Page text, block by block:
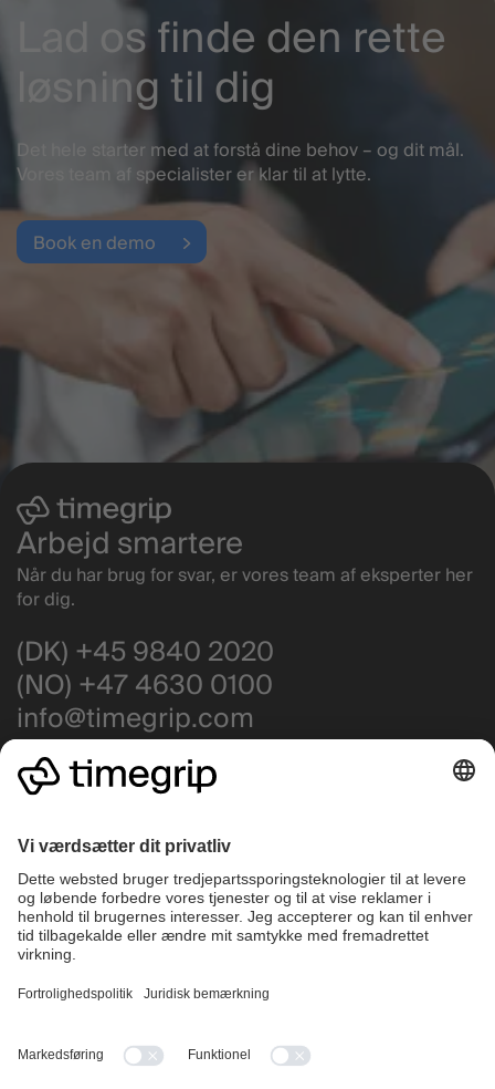
Lad os finde den rette
løsning til dig
Det hele starter med at forstå dine behov – og dit mål.
Vores team af specialister er klar til at lytte.
Book en demo
Arbejd smartere
Når du har brug for svar, er vores team af eksperter her
for dig.
(DK) +45 9840 2020
(NO) +47 4630 0100
info@timegrip.com
Få support
Driftstatus
Highlights
Vagtplanlægning
Operations
Company
Priser
Karriere